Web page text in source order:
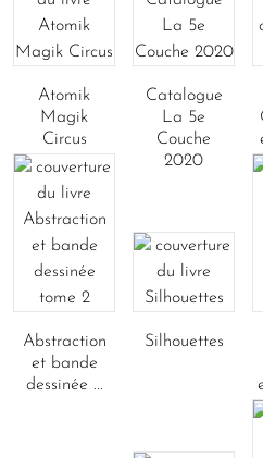
Atomik
Magik
Circus
Catalogue
La 5e
Couche
2020
Abstraction
et bande
dessinée ...
Silhouettes